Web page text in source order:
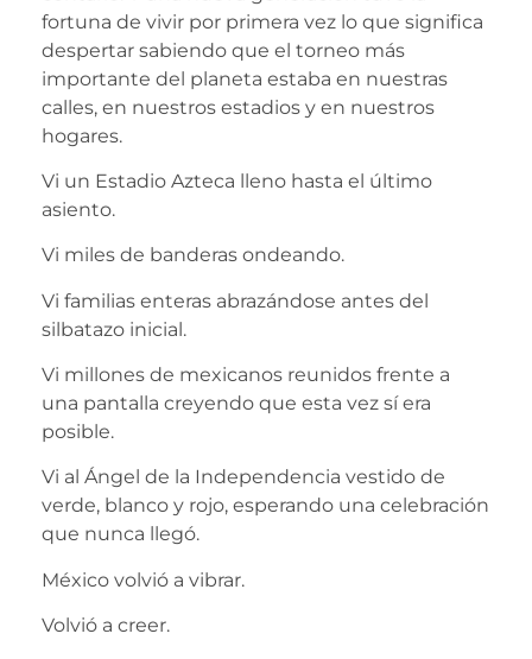
fortuna de vivir por primera vez lo que significa
despertar sabiendo que el torneo más
importante del planeta estaba en nuestras
calles, en nuestros estadios y en nuestros
hogares.
Vi un Estadio Azteca lleno hasta el último
asiento.
Vi miles de banderas ondeando.
Vi familias enteras abrazándose antes del
silbatazo inicial.
Vi millones de mexicanos reunidos frente a
una pantalla creyendo que esta vez sí era
posible.
Vi al Ángel de la Independencia vestido de
verde, blanco y rojo, esperando una celebración
que nunca llegó.
México volvió a vibrar.
Volvió a creer.